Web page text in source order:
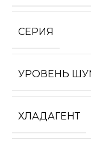
СЕРИЯ
УРОВЕНЬ
ХЛАДАГЕНТ